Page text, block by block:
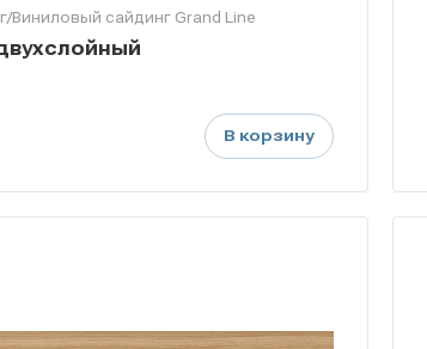
Виниловый сайдинг Grand Line
В корзину